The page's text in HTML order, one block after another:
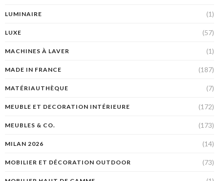
LUMINAIRE (1)
LUXE (57)
MACHINES À LAVER (1)
MADE IN FRANCE (187)
MATÉRIAUTHÈQUE (7)
MEUBLE ET DECORATION INTÉRIEURE (172)
MEUBLES & CO. (173)
MILAN 2026 (14)
MOBILIER ET DÉCORATION OUTDOOR (73)